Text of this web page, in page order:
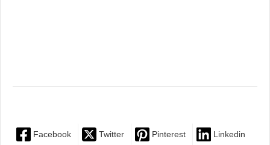
Facebook Twitter Pinterest Linkedin